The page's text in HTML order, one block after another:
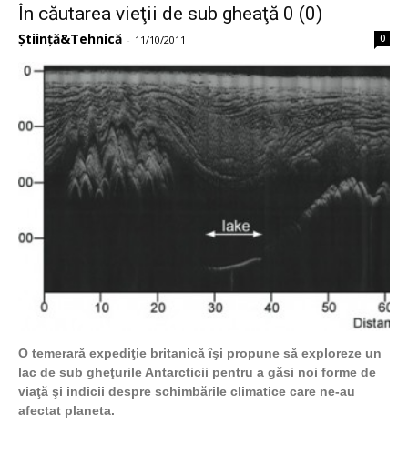
În căutarea vieţii de sub gheaţă 0 (0)
Știință&Tehnică - 11/10/2011 0
O temerară expediţie britanică îşi propune să exploreze un
lac de sub gheţurile Antarcticii pentru a găsi noi forme de
viaţă şi indicii despre schimbările climatice care ne-au
afectat planeta.